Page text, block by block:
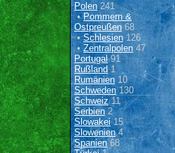
Polen 241
•Pommern &
Ostpreußen 68
•Schlesien 126
• Zentralpolen 47
Portugal91
Rußland1
Rumänien 10
Schweden130
Schweiz11
Serbien2
Slowakei15
Slowenien4
Spanien68